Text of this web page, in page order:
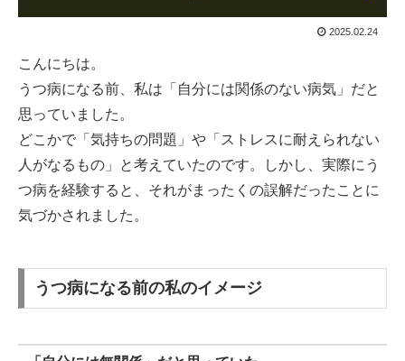
2025.02.24
こんにちは。
うつ病になる前、私は「自分には関係のない病気」だと
思っていました。
どこかで「気持ちの問題」や「ストレスに耐えられない
人がなるもの」と考えていたのです。しかし、実際にう
つ病を経験すると、それがまったくの誤解だったことに
気づかされました。
うつ病になる前の私のイメージ